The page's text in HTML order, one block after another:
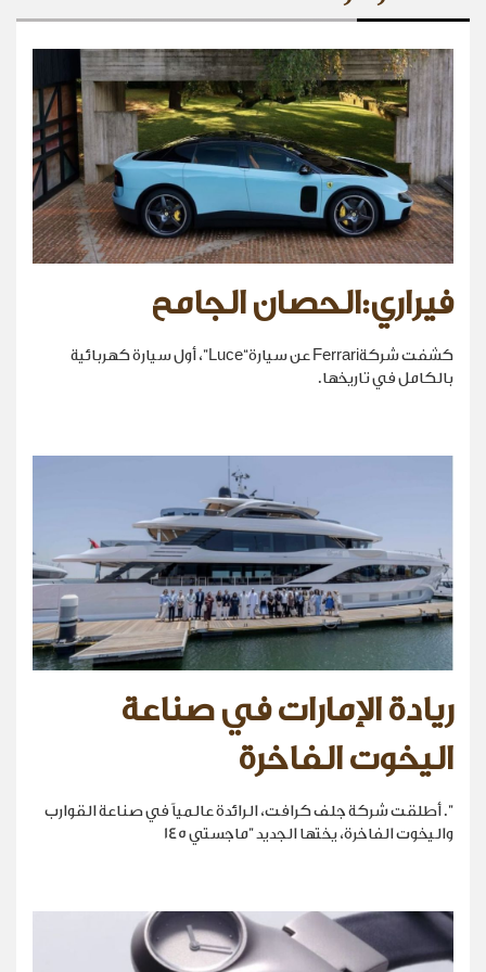
فيراري:الحصان الجامح
كشفت شركةFerrari عن سيارة“Luce”، أول سيارة كهربائية
بالكامل في تاريخها.
ريادة الإمارات في صناعة
اليخوت الفاخرة
". أطلقت شركة جلف كرافت، الرائدة عالمياً في صناعة القوارب
واليخوت الفاخرة، يختها الجديد "ماجستي 145